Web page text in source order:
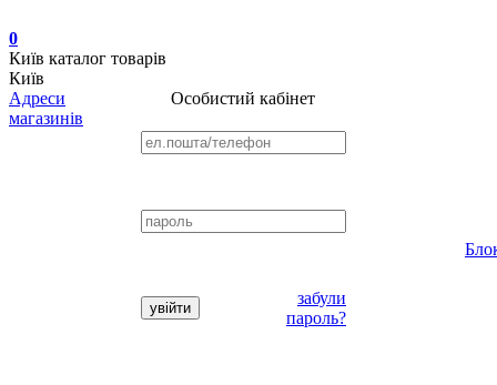
0
Київ каталог товарів
Київ
Адреси
магазинів
Особистий кабінет
забули
пароль?